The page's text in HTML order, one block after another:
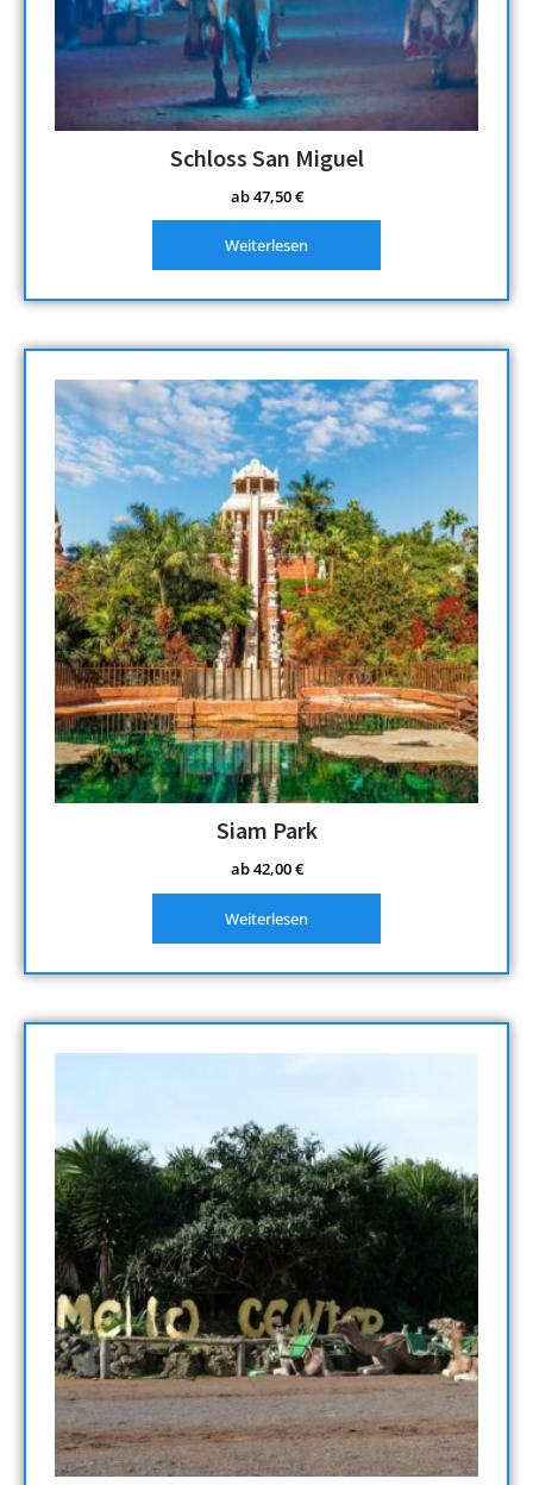
Schloss San Miguel
ab47,50€
Weiterlesen
Siam Park
ab42,00€
Weiterlesen